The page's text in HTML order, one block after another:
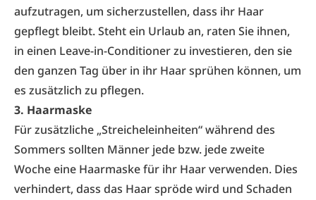
aufzutragen, um sicherzustellen, dass ihr Haar
gepflegt bleibt. Steht ein Urlaub an, raten Sie ihnen,
in einen Leave-in-Conditioner zu investieren, den sie
den ganzen Tag über in ihr Haar sprühen können, um
es zusätzlich zu pflegen.
3. Haarmaske
Für zusätzliche „Streicheleinheiten“ während des
Sommers sollten Männer jede bzw. jede zweite
Woche eine Haarmaske für ihr Haar verwenden. Dies
verhindert, dass das Haar spröde wird und Schaden